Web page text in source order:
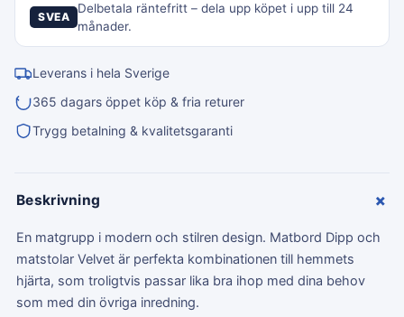
SVEA
Delbetala räntefritt – dela upp köpet i upp till 24
månader.
Leverans i hela Sverige
365 dagars öppet köp & fria returer
Trygg betalning & kvalitetsgaranti
Beskrivning +
En matgrupp i modern och stilren design. Matbord Dipp och
matstolar Velvet är perfekta kombinationen till hemmets
hjärta, som troligtvis passar lika bra ihop med dina behov
som med din övriga inredning.